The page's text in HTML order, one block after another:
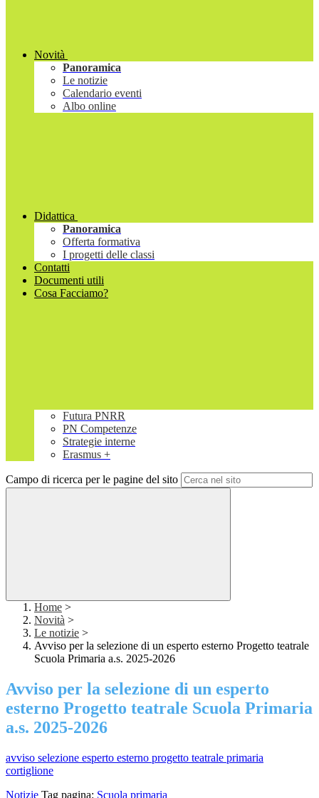
Novità
Panoramica
Le notizie
Calendario eventi
Albo online
Didattica
Panoramica
Offerta formativa
I progetti delle classi
Contatti
Documenti utili
Cosa Facciamo?
Futura PNRR
PN Competenze
Strategie interne
Erasmus +
Campo di ricerca per le pagine del sito
Home >
Novità >
Le notizie >
Avviso per la selezione di un esperto esterno Progetto teatrale
Scuola Primaria a.s. 2025-2026
Avviso per la selezione di un esperto
esterno Progetto teatrale Scuola Primaria
a.s. 2025-2026
avviso selezione esperto esterno progetto teatrale primaria
cortiglione
Notizie Tag pagina: Scuola primaria